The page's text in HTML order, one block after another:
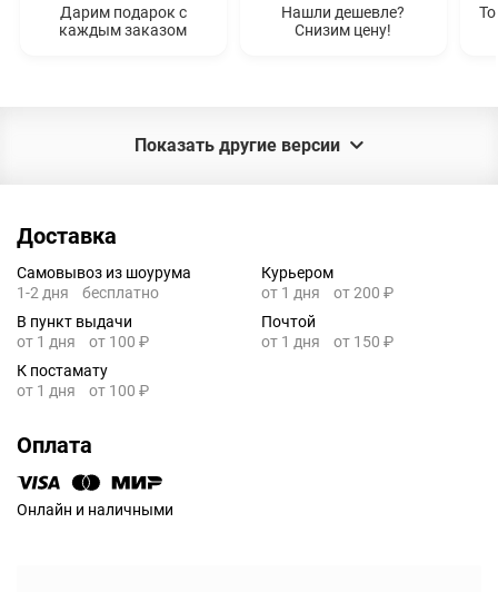
Дарим подарок с
каждым заказом
Нашли дешевле?
Снизим цену!
Показать другие версии
Доставка
Самовывоз из шоурума
1-2 дня
бесплатно
Курьером
от 1 дня
от 200 ₽
В пункт выдачи
от 1 дня
от 100 ₽
Почтой
от 1 дня
от 150 ₽
К постамату
от 1 дня
от 100 ₽
Оплата
Онлайн и наличными